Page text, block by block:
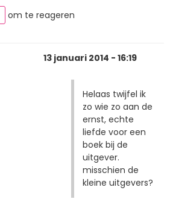
om te reageren
13 januari 2014 - 16:19
Helaas twijfel ik
zo wie zo aan de
ernst, echte
liefde voor een
boek bij de
uitgever.
misschien de
kleine uitgevers?